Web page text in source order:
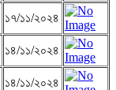
১৭/১১/২০২৪
১৪/১১/২০২৪
১৪/১১/২০২৪